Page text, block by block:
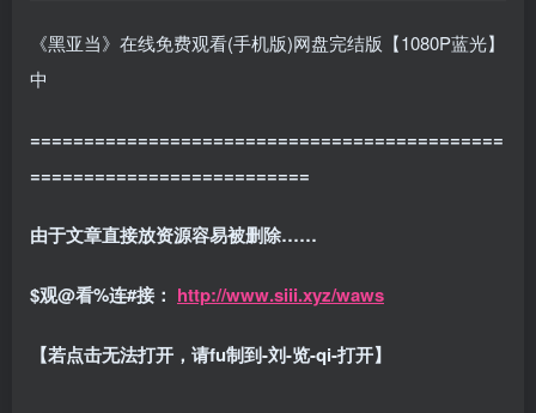
《黑亚当》在线免费观看(手机版)网盘完结版【1080P蓝光】
中
============================================
==========================
由于文章直接放资源容易被删除……
$观@看%连#接： http://www.siii.xyz/waws
【若点击无法打开，请fu制到-刘-览-qi-打开】